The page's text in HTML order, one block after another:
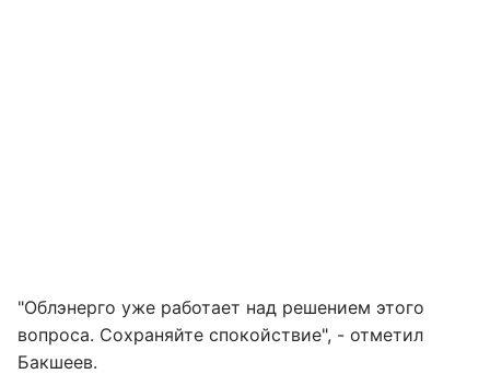
"Облэнерго уже работает над решением этого
вопроса. Сохраняйте спокойствие", - отметил
Бакшеев.